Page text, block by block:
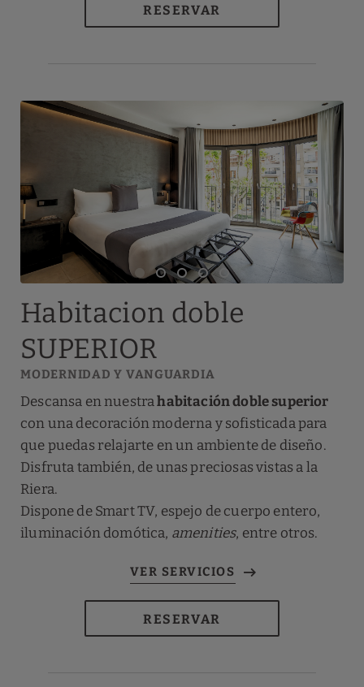
RESERVAR
Habitacion doble
SUPERIOR
MODERNIDAD Y VANGUARDIA
Descansa en nuestrahabitación doble superior
con una decoración moderna y sofisticada para
que puedas relajarte en un ambiente de diseño.
Disfruta también, de unas preciosas vistas a la
Riera.
Dispone de Smart TV, espejo de cuerpo entero,
iluminación domótica, amenities, entre otros.
RESERVAR